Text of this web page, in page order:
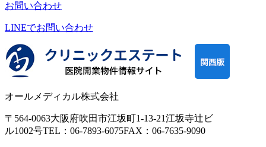
お問い合わせ
LINEでお問い合わせ
オールメディカル株式会社
〒564-0063大阪府吹田市江坂町1-13-21江坂寺辻ビ
ル1002号TEL：06-7893-6075FAX：06-7635-9090